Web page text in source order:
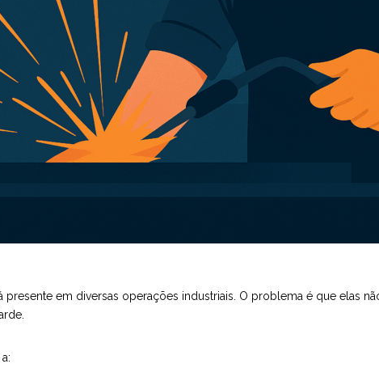
presente em diversas operações industriais. O problema é que elas